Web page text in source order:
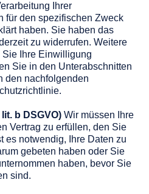
Ihrer
für den spezifischen Zweck
haben. Sie haben das
zu widerrufen. Weitere
Sie Ihre Einwilligung
Sie in den Unterabschnitten
den nachfolgenden
b DSGVO) Wir müssen Ihre
Vertrag zu erfüllen, den Sie
es notwendig, Ihre Daten zu
gebeten haben oder Sie
haben, bevor Sie
sind.